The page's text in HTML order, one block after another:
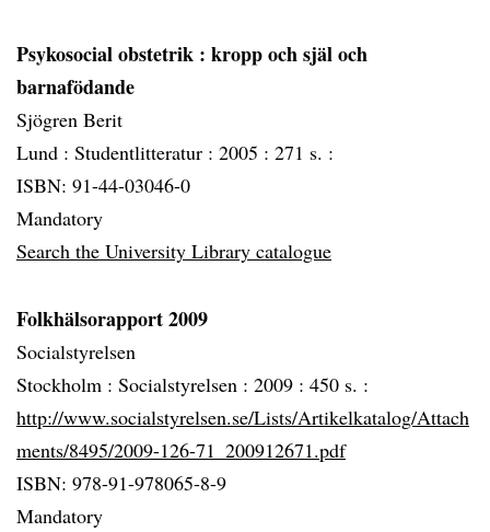
Psykosocial obstetrik : kropp och själ och
barnafödande
Sjögren Berit
Lund : Studentlitteratur : 2005 : 271 s. :
ISBN: 91-44-03046-0
Mandatory
Search the University Library catalogue
Folkhälsorapport 2009
Socialstyrelsen
Stockholm : Socialstyrelsen : 2009 : 450 s. :
http://www.socialstyrelsen.se/Lists/Artikelkatalog/Attach
ments/8495/2009-126-71_200912671.pdf
ISBN: 978-91-978065-8-9
Mandatory